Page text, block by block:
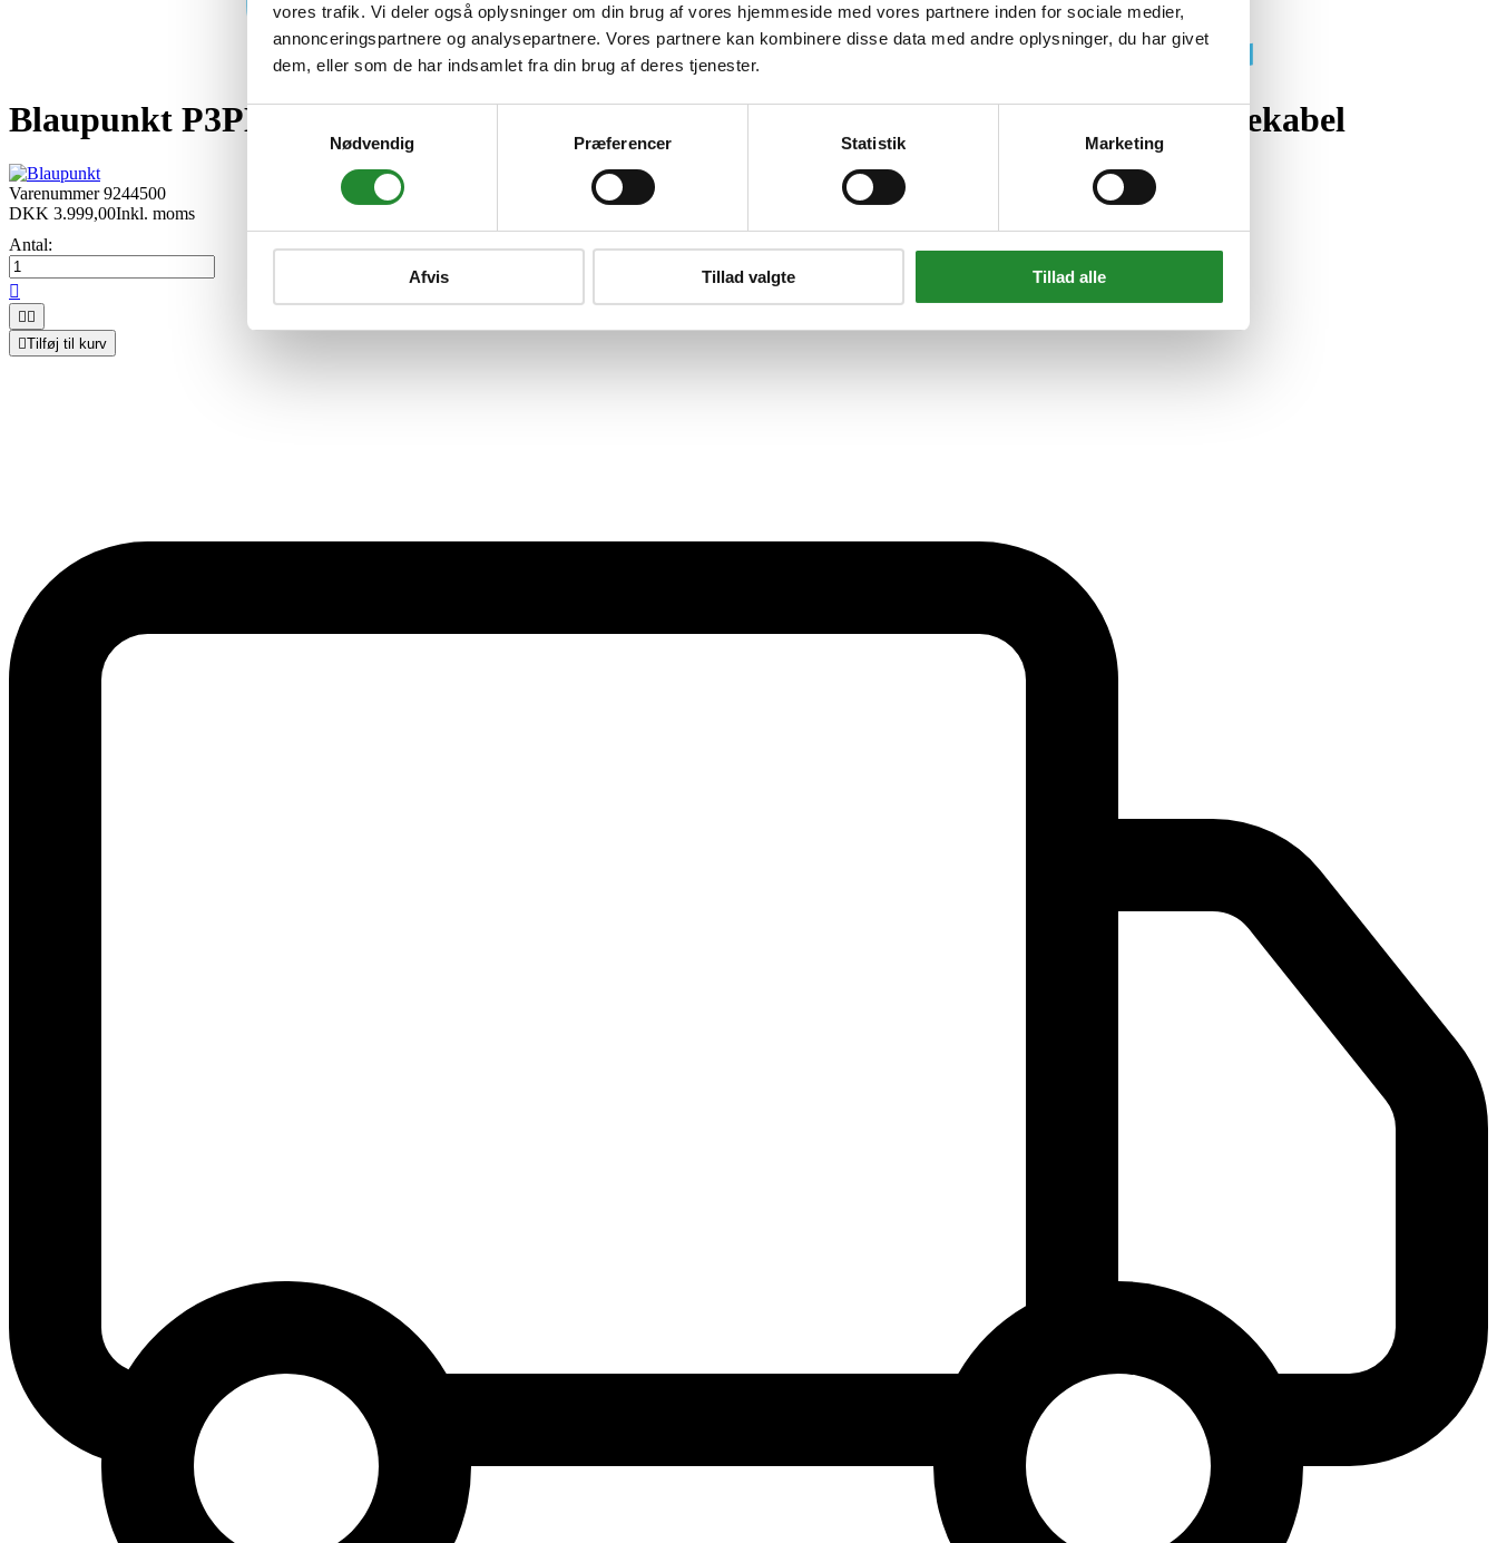
vores trafik. Vi deler også oplysninger om din brug af vores hjemmeside med vores partnere inden for sociale medier,
annonceringspartnere og analysepartnere. Vores partnere kan kombinere disse data med andre oplysninger, du har givet
dem, eller som de har indsamlet fra din brug af deres tjenester.
Samtykkevalg
Nødvendig
Præferencer Statistik Marketing
Afvis Tillad valgte Tillad alle
Blaupunkt P3PM2T2, 8m kabel, Type 2 inkl. opbevaringstaske Transportabel ladekabel
Varenummer9244500
DKK 3.999,00Inkl. moms
Antal:

 
Tilføj til kurv